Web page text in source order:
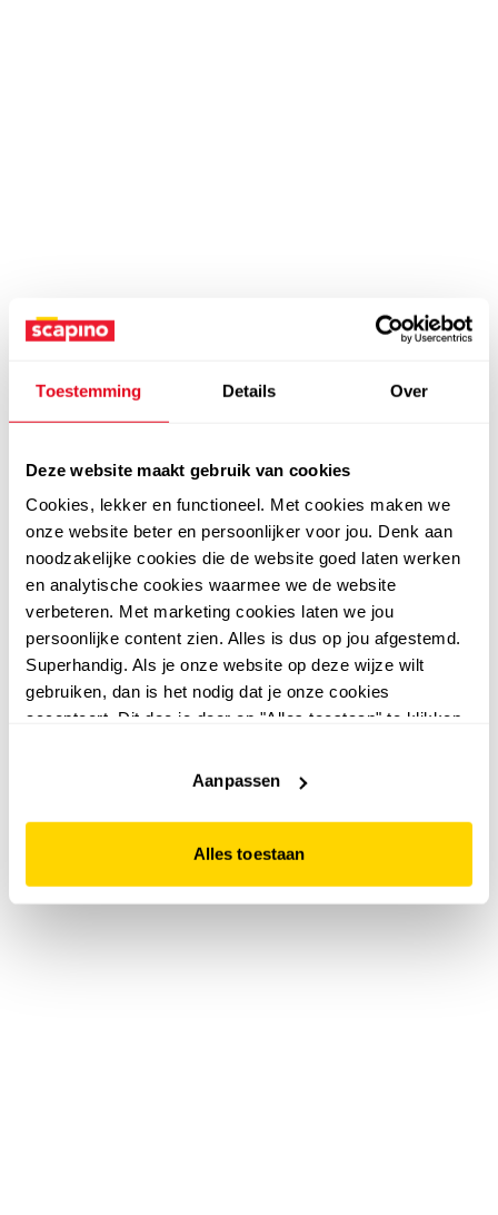
Toestemming Details Over
Deze website maakt gebruik van cookies
Cookies, lekker en functioneel. Met cookies maken we
onze website beter en persoonlijker voor jou. Denk aan
noodzakelijke cookies die de website goed laten werken
en analytische cookies waarmee we de website
verbeteren. Met marketing cookies laten we jou
persoonlijke content zien. Alles is dus op jou afgestemd.
Superhandig. Als je onze website op deze wijze wilt
gebruiken, dan is het nodig dat je onze cookies
accepteert. Dit doe je door op "Alles toestaan" te klikken.
website niet optimaal functioneert.
Aanpassen
Alles toestaan